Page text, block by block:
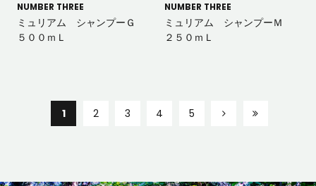
NUMBER THREE
ミュリアム シャンプーＧ
５００ｍＬ
NUMBER THREE
ミュリアム シャンプーＭ
２５０ｍＬ
1 2 3 4 5